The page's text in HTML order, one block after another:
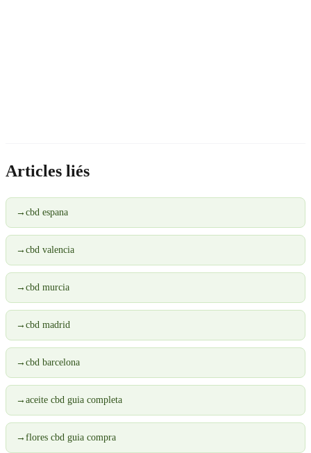
Articles liés
→ cbd espana
→ cbd valencia
→ cbd murcia
→ cbd madrid
→ cbd barcelona
→ aceite cbd guia completa
→ flores cbd guia compra